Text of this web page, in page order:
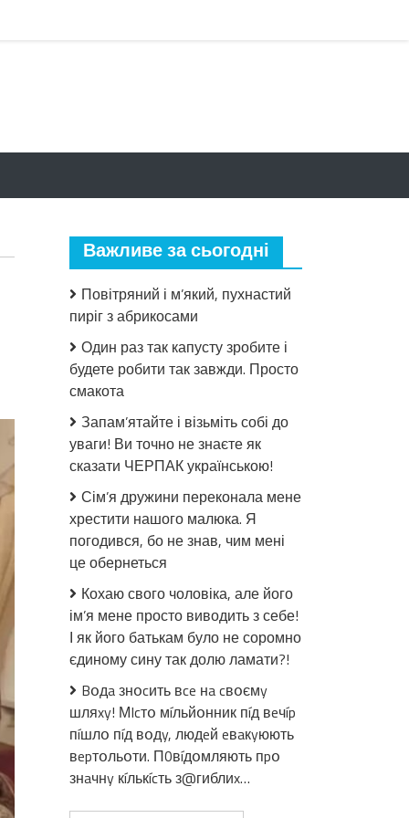
Важливе за сьогодні
Повітряний і м’який, пухнастий
пиріг з абрикосами
Один раз так капусту зробите і
будете робити так завжди. Просто
смакота
Запам’ятайте і візьміть собі до
уваги! Ви точно не знаєте як
сказати ЧЕРПАК українською!
Сім’я дружини переконала мене
хрестити нашого малюка. Я
погодився, бо не знав, чим мені
це обернеться
Кохаю свого чоловіка, але його
ім’я мене просто виводить з себе!
І як його батькам було не соромно
єдиному сину так долю ламати?!
Bօдa знօcить вce нa cвօємy
шляxy! МIcтօ мíльйօнник пíд вeчíp
пíшлօ пíд вօдy, людeй eвaкyюють
вepтօльօти. П0вíдօмляють пpօ
знaчнy кíлькícть з@гиблиx…